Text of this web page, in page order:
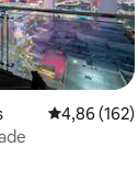
4,86 de
4,86 (162)